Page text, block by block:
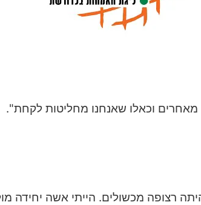
רצופה מכשולים. הייתי אשה יחידה